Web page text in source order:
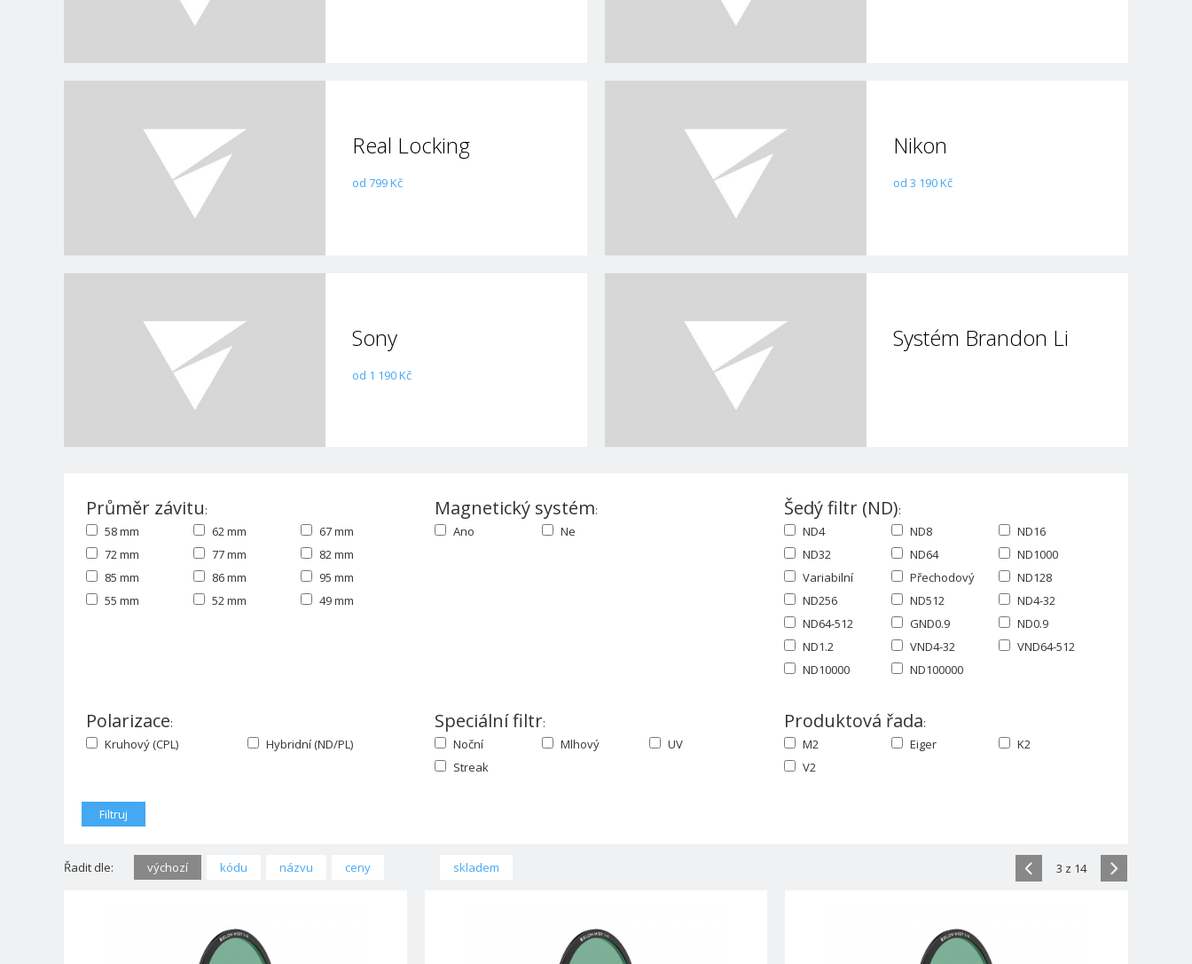
Real Locking
od 799 Kč
Nikon
od 3 190 Kč
Sony
od 1 190 Kč
Systém Brandon Li
Průměr závitu:
58 mm
62 mm
67 mm
72 mm
77 mm
82 mm
85 mm
86 mm
95 mm
55 mm
52 mm 49 mm
Magnetický systém:
Ano
Ne
Šedý filtr (ND):
ND4
ND8
ND16
ND32
ND64
ND1000
Variabilní
Přechodový
ND128
ND256
ND512
ND4-32
ND64-512
GND0.9
ND0.9
ND1.2
VND4-32
VND64-512
ND10000
ND100000
Polarizace:
Kruhový (CPL)
Hybridní (ND/PL)
Speciální filtr:
Noční
Mlhový
UV
Streak
Produktová řada:
M2
Eiger
K2
V2
3 z 14
Řadit dle: výchozí kódu názvu ceny skladem